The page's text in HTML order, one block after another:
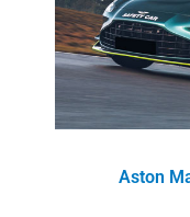
Aston